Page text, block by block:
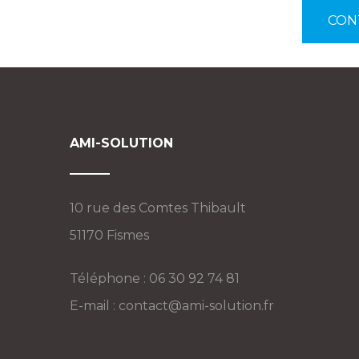
AMI-SOLUTION
10 rue des Comtes Thibault
51170 Fismes
Téléphone : 06 30 92 74 81
E-mail : contact@ami-solution.fr